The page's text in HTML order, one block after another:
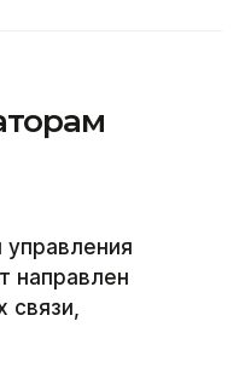
направлен
связи,